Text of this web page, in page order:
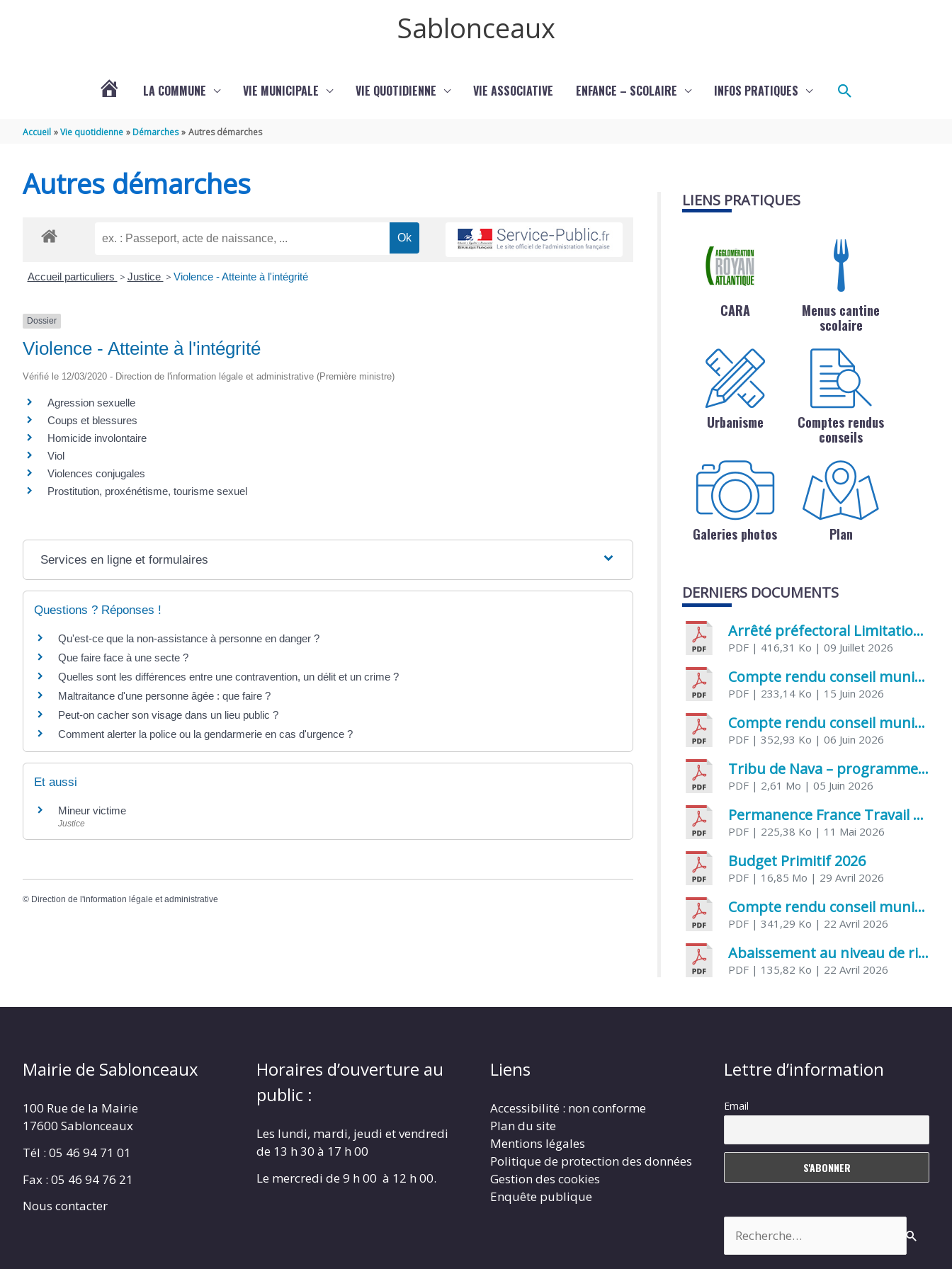
Sablonceaux
LA COMMUNE VIE MUNICIPALE VIE QUOTIDIENNE VIE ASSOCIATIVE ENFANCE – SCOLAIRE INFOS PRATIQUES Rechercher
Accueil Vie quotidienne Démarches Autres démarches
Autres démarches
Accueil particuliers > Justice > Violence - Atteinte à l'intégrité
Dossier
Violence - Atteinte à l'intégrité
Vérifié le 12/03/2020 - Direction de l'information légale et administrative (Première ministre)
Agression sexuelle
Coups et blessures
Homicide involontaire
Viol
Violences conjugales
Prostitution, proxénétisme, tourisme sexuel
Services en ligne et formulaires
Questions ? Réponses !
Qu'est-ce que la non-assistance à personne en danger ?
Que faire face à une secte ?
Quelles sont les différences entre une contravention, un délit et un crime ?
Maltraitance d'une personne âgée : que faire ?
Peut-on cacher son visage dans un lieu public ?
Comment alerter la police ou la gendarmerie en cas d'urgence ?
Et aussi
Mineur victime
Justice
© Direction de l'information légale et administrative
LIENS PRATIQUES
CARA
Menus cantine
scolaire
Urbanisme
Comptes rendus
conseils
Galeries photos Plan
DERNIERS DOCUMENTS
Arrêté préfectoral Limitation provisoire des usages de l’eau
PDF | 416,31 Ko | 09 Juillet 2026
Compte rendu conseil municipal 5 juin 2026 sénatoriale
PDF | 233,14 Ko | 15 Juin 2026
Compte rendu conseil municipal – 21 avril 2026
PDF | 352,93 Ko | 06 Juin 2026
Tribu de Nava – programme et inscriptions été 2026
PDF | 2,61 Mo | 05 Juin 2026
Permanence France Travail au CCAS de Saujon Juin 2026
PDF | 225,38 Ko | 11 Mai 2026
Budget Primitif 2026
PDF | 16,85 Mo | 29 Avril 2026
Compte rendu conseil municipal – 7 avril 2026
PDF | 341,29 Ko | 22 Avril 2026
Abaissement au niveau de risque modéré de l’Influenza aviaire
PDF | 135,82 Ko | 22 Avril 2026
Mairie de Sablonceaux
100 Rue de la Mairie
17600 Sablonceaux
Tél : 05 46 94 71 01
Fax : 05 46 94 76 21
Nous contacter
Horaires d’ouverture au
public :
Les lundi, mardi, jeudi et vendredi
de 13 h 30 à 17 h 00
Le mercredi de 9 h 00 à 12 h 00.
Liens
Accessibilité : non conforme
Plan du site
Mentions légales
Politique de protection des données
Gestion des cookies
Enquête publique
Lettre d’information
Email